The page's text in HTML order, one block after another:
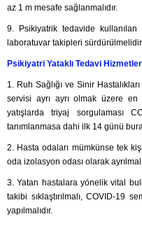
az 1 m mesafe sağlanmalıdır.
9. Psikiyatrik tedavide
laboratuvar takipleri
Psikiyatri Yataklı Tedavi
1. Ruh Sağlığı ve Sinir
servisi ayrı ayrı olmak üzere
yatışlarda triyaj sorgulaması
tanımlanmasa dahi ilk 14 günü
2. Hasta odaları mümkünse tek
oda izolasyon odası olarak
3. Yatan hastalara yönelik vital
takibi sıklaştırılmalı, COVID-19
yapılmalıdır.